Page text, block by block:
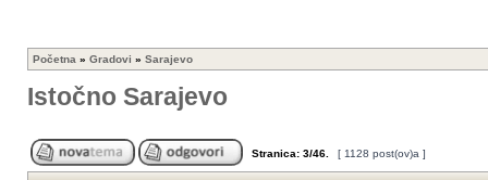
Početna » Gradovi » Sarajevo
Istočno Sarajevo
Stranica: 3/46 [ 1128 post(ov)a ]